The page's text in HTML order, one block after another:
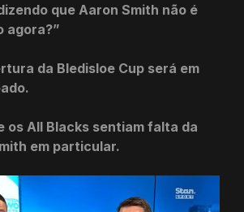
que Aaron Smith não é
agora?”
da Bledisloe Cup será em
os All Blacks sentiam falta da
em particular.